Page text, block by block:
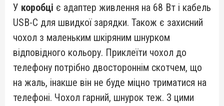
У коробці є адаптер живлення на 68 Вт і кабель
USB-C для швидкої зарядки. Також є захисний
чохол з маленьким шкіряним шнурком
відповідного кольору. Приклеїти чохол до
телефону потрібно двостороннім скотчем, що
на жаль, інакше він не буде міцно триматися на
телефоні. Чохол гарний, шнурок теж. З цими